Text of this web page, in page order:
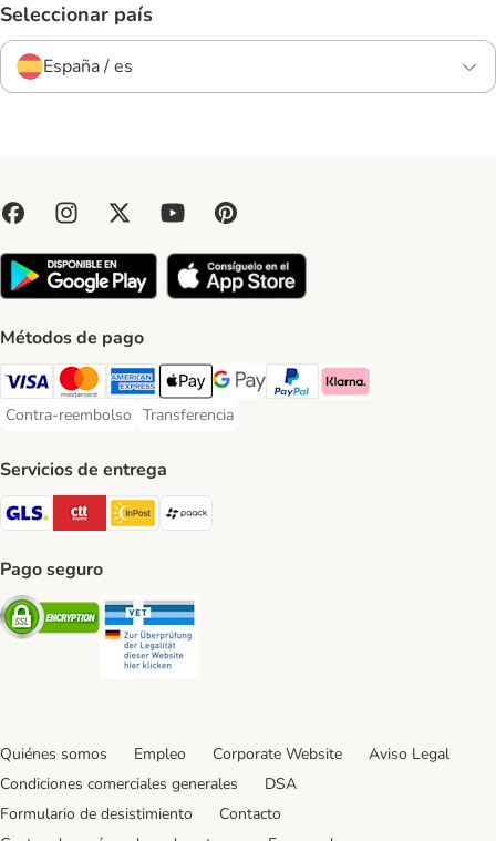
Seleccionar país
España / es
Métodos de pago
Visa Payment Method
Mastercard Payment Method
American Express Payment Method
Apple Pay Payment Method
Google Pay Payment Method
PayPal Payment Method
Klarna Payment Method
Contra-reembolso
Contra-reembolso Payment Method
Transferencia
Transferencia Payment Method
Servicios de entrega
GLS Shipping Method
CTTExpress Shipping Method
InPost Shipping Method
Pago seguro
Security
Quiénes somos Empleo Corporate Website
Aviso Legal
Condiciones comerciales generales
DSA
Formulario de desistimiento
Contacto